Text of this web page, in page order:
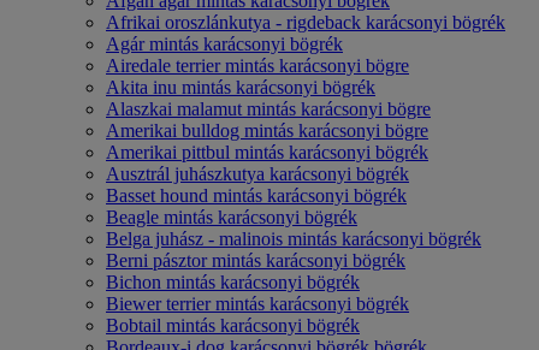
Afrikai oroszlánkutya - rigdeback karácsonyi bögrék
Agár mintás karácsonyi bögrék
Airedale terrier mintás karácsonyi bögre
Akita inu mintás karácsonyi bögrék
Alaszkai malamut mintás karácsonyi bögre
Amerikai bulldog mintás karácsonyi bögre
Amerikai pittbul mintás karácsonyi bögrék
Ausztrál juhászkutya karácsonyi bögrék
Basset hound mintás karácsonyi bögrék
Beagle mintás karácsonyi bögrék
Belga juhász - malinois mintás karácsonyi bögrék
Berni pásztor mintás karácsonyi bögrék
Bichon mintás karácsonyi bögrék
Biewer terrier mintás karácsonyi bögrék
Bobtail mintás karácsonyi bögrék